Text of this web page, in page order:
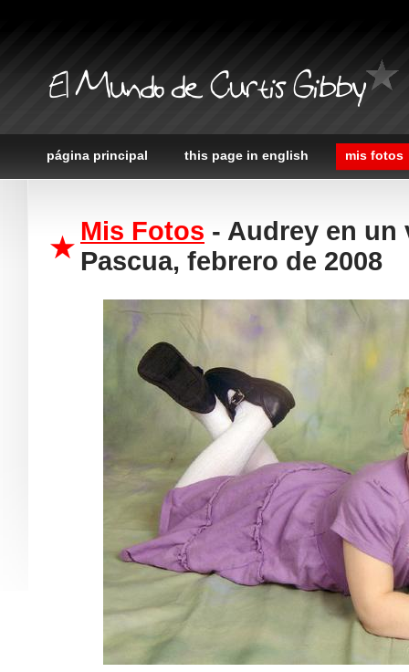
El Mundo de Curtis Gibby
página principal this page in english mis fotos
Mis Fotos - Audrey en un
Pascua, febrero de 2008